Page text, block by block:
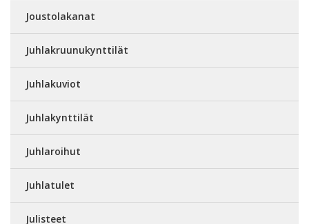
Joustolakanat
Juhlakruunukynttilät
Juhlakuviot
Juhlakynttilät
Juhlaroihut
Juhlatulet
Julisteet